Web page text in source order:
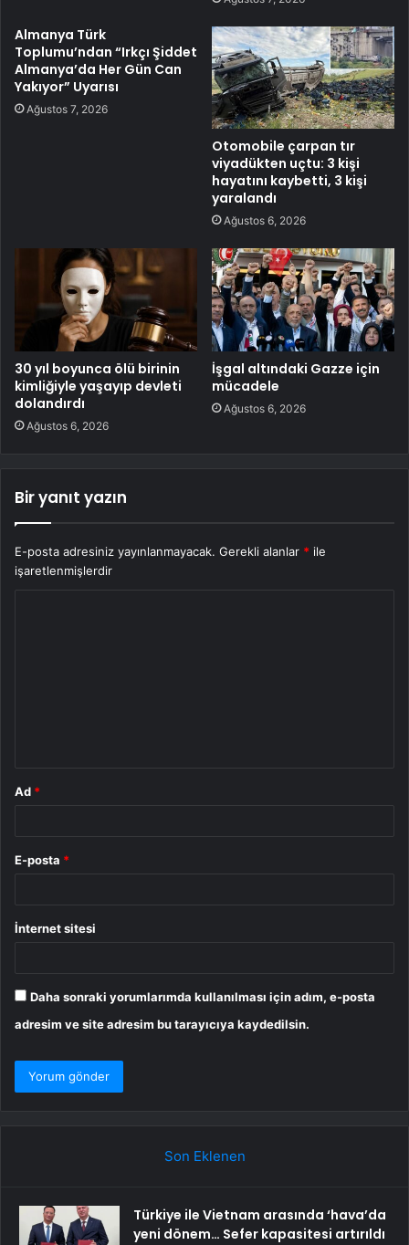
Almanya Türk
Toplumu’ndan “Irkçı Şiddet
Almanya’da Her Gün Can
Yakıyor” Uyarısı
Ağustos 7, 2026
Otomobile çarpan tır
viyadükten uçtu: 3 kişi
hayatını kaybetti, 3 kişi
yaralandı
Ağustos 6, 2026
30 yıl boyunca ölü birinin
kimliğiyle yaşayıp devleti
dolandırdı
Ağustos 6, 2026
İşgal altındaki Gazze için
mücadele
Ağustos 6, 2026
Bir yanıt yazın
E-posta adresiniz yayınlanmayacak. Gerekli alanlar * ile
işaretlenmişlerdir
Ad *
E-posta *
İnternet sitesi
Daha sonraki yorumlarımda kullanılması için adım, e-posta
adresim ve site adresim bu tarayıcıya kaydedilsin.
Son Eklenen
Türkiye ile Vietnam arasında ‘hava’da
yeni dönem… Sefer kapasitesi artırıldı